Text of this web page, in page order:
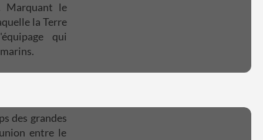
Marquant le
la Terre
qui
des grandes
entre le